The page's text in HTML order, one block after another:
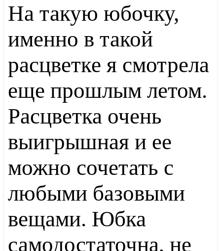
На такую юбочку,
именно в такой
расцветке я смотрела
еще прошлым летом.
Расцветка очень
выигрышная и ее
можно сочетать с
любыми базовыми
вещами. Юбка
самодостаточна, не